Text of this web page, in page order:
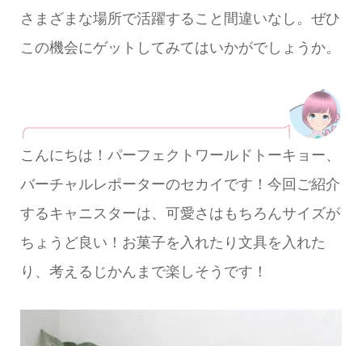
さまざまな場所で活躍すること間違いなし。ぜひ
この機会にゲットしてみてはいかがでしょうか。
こんにちは！パーフェクトワールドトーキョー、
バーチャルレポーターのセカイです！今回ご紹介
するキャニスターは、可愛さはもちろんサイズが
ちょうど良い！お菓子を入れたり文具を入れた
り、考えるじかんまで楽しそうです！